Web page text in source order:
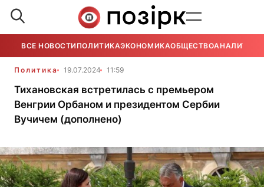
ВСЕ НОВОСТИ ПОЛИТИКАЭКОНОМИКАОБЩЕСТВОАНАЛИТИКА
Политика 19.07.2024 11:59
Тихановская встретилась с премьером
Венгрии Орбаном и президентом Сербии
Вучичем (дополнено)